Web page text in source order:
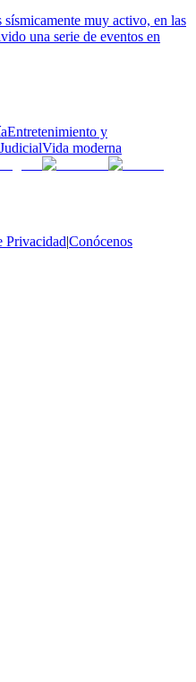
muy activo, en las
una serie de eventos en
Entretenimiento y
JudicialVida moderna
Privacidad|Conócenos